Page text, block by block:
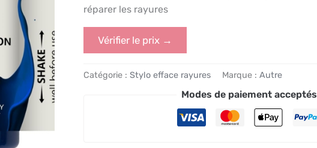
réparer les rayures
Vérifier le prix →
Catégorie : Stylo efface rayures Marque : Autre
Modes de paiement acceptés